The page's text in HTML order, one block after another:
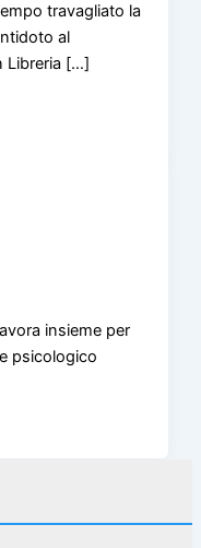
travagliato la
al
Libreria […]
insieme per
psicologico